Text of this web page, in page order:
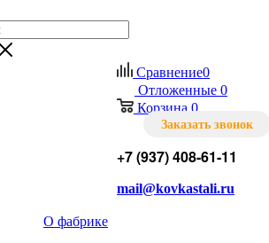
Сравнение0
Отложенные 0
Корзина 0
Заказать звонок
+7 (937) 408-61-11
mail@kovkastali.ru
О фабрике